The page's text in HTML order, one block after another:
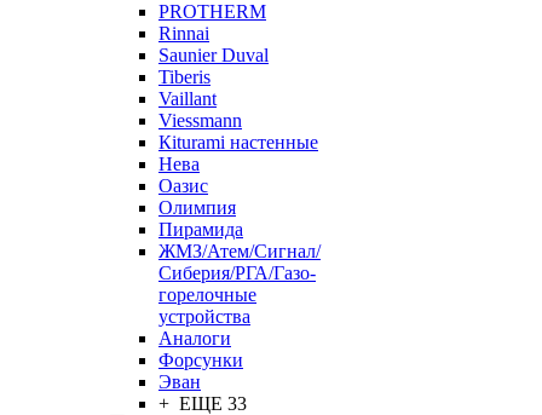
PROTHERM
Rinnai
Saunier Duval
Tiberis
Vaillant
Viessmann
Кiturami настенные
Нева
Оазис
Олимпия
Пирамида
ЖМЗ/Атем/Сигнал/
Сиберия/РГА/Газо-
горелочные
устройства
Aналоги
Форсунки
Эван
+ ЕЩЕ 33